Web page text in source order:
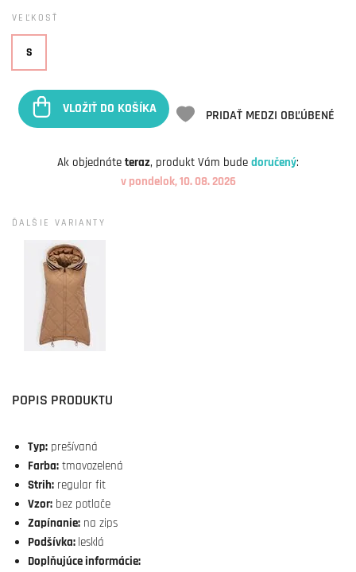
VEĽKOSŤ
S
VLOŽIŤ DO KOŠÍKA PRIDAŤ MEDZI OBĽÚBENÉ
Ak objednáte teraz, produkt Vám bude doručený:
v pondelok, 10. 08. 2026
ĎALŠIE VARIANTY
POPIS PRODUKTU
Typ: prešívaná
Farba: tmavozelená
Strih: regular fit
Vzor: bez potlače
Zapínanie: na zips
Podšívka: lesklá
Doplňujúce informácie: